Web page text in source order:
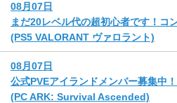
08月07日
まだ20レベル代の超初心者です！コ
(PS5 VALORANT ヴァロラント)
08月07日
公式PVEアイランドメンバー募集中
(PC ARK: Survival Ascended)